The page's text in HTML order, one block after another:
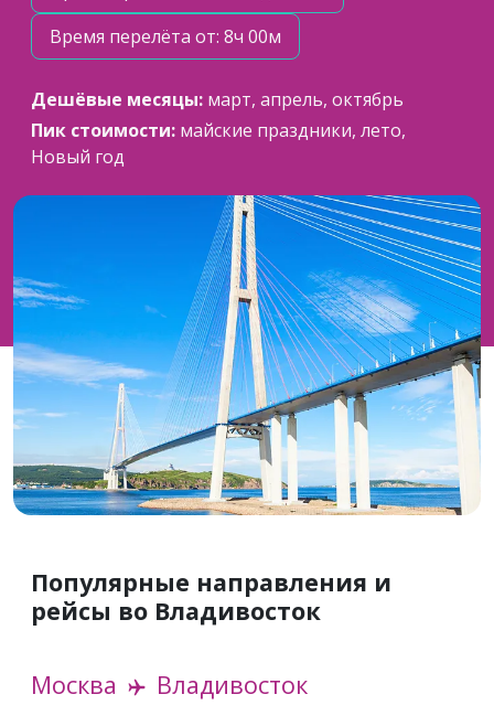
Время перелёта от: 8ч 00м
Дешёвые месяцы: март, апрель, октябрь
Пик стоимости: майские праздники, лето,
Новый год
Популярные направления и
рейсы во Владивосток
Москва Владивосток